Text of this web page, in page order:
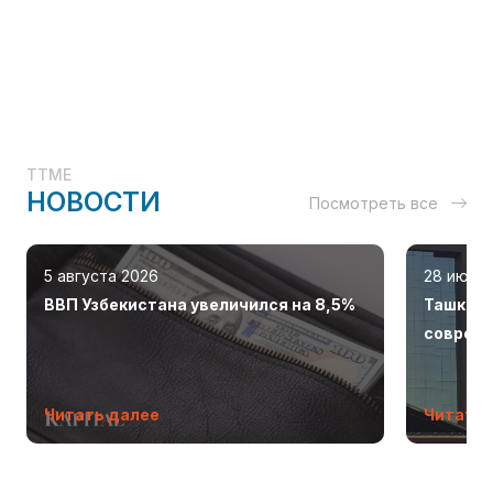
TTME
НОВОСТИ Посмотреть все
5 августа 2026
ВВП Узбекистана увеличился на 8,5%
Читать далее
28 июля
Читать